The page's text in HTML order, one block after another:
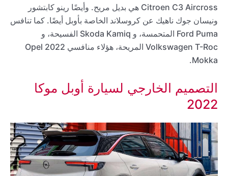
Citroen C3 Aircross هي بديل مريح. وأيضًا رينو كابتشور
ونيسان جوك ناهيك عن كروسلاند الخاصة بأوبل أيضًا. كما تنافس
Ford Puma المتحمسة، و Skoda Kamiq الفسيحة، و
Volkswagen T-Roc المريحة، هؤلاء منافسي 2022 Opel
Mokka.
التصميم الخارجي لسيارة أوبل موكا
2022